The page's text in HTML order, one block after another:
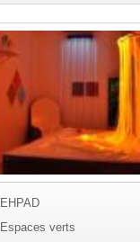
EHPAD
Espaces verts